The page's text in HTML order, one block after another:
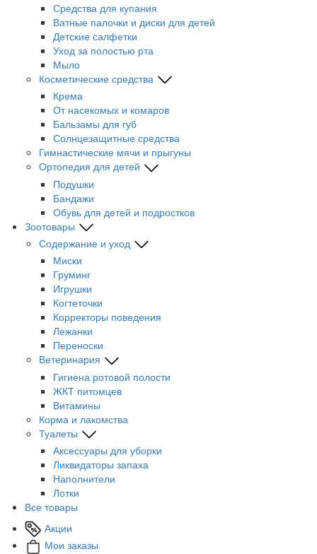
Средства для купания
Ватные палочки и диски для детей
Детские салфетки
Уход за полостью рта
Мыло
Косметические средства
Крема
От насекомых и комаров
Бальзамы для губ
Солнцезащитные средства
Гимнастические мячи и прыгуны
Ортопедия для детей
Подушки
Бандажи
Обувь для детей и подростков
Зоотовары
Содержание и уход
Миски
Груминг
Игрушки
Когтеточки
Корректоры поведения
Лежанки
Переноски
Ветеринария
Гигиена ротовой полости
ЖКТ питомцев
Витамины
Корма и лакомства
Туалеты
Аксессуары для уборки
Ликвидаторы запаха
Наполнители
Лотки
Все товары
Акции
Мои заказы